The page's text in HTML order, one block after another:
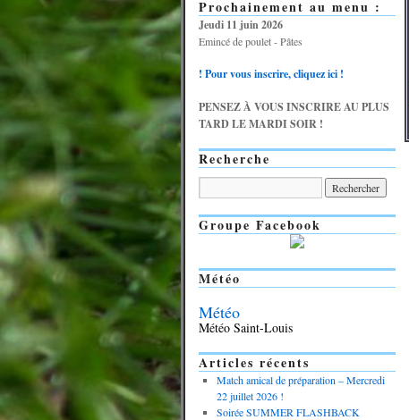
Prochainement au menu :
Jeudi 11 juin 2026
Emincé de poulet - Pâtes
! Pour vous inscrire, cliquez ici !
PENSEZ À VOUS INSCRIRE AU PLUS
TARD LE MARDI SOIR !
Recherche
Groupe Facebook
Météo
Météo
Météo Saint-Louis
Articles récents
Match amical de préparation – Mercredi
22 juillet 2026 !
Soirée SUMMER FLASHBACK